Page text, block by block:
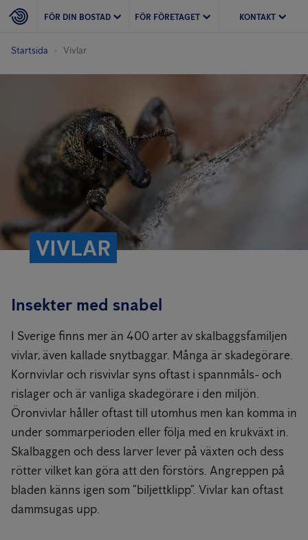
FÖR DIN BOSTAD FÖR FÖRETAGET KONTAKT
Startsida Vivlar
VIVLAR
Insekter med snabel
I Sverige finns mer än 400 arter av skalbaggsfamiljen
vivlar, även kallade snytbaggar. Många är skadegörare.
Kornvivlar och risvivlar syns oftast i spannmåls- och
rislager och är vanliga skadegörare i den miljön.
Öronvivlar håller oftast till utomhus men kan komma in
under sommarperioden eller följa med en krukväxt in.
Skalbaggen och dess larver lever på växten och dess
rötter vilket kan göra att den förstörs. Angreppen på
bladen känns igen som ”biljettklipp”. Vivlar kan oftast
dammsugas upp.